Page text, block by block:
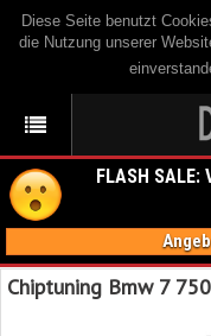
Diese Seite benutzt
die Nutzung unserer
FLASH
Chiptuning Bmw 7